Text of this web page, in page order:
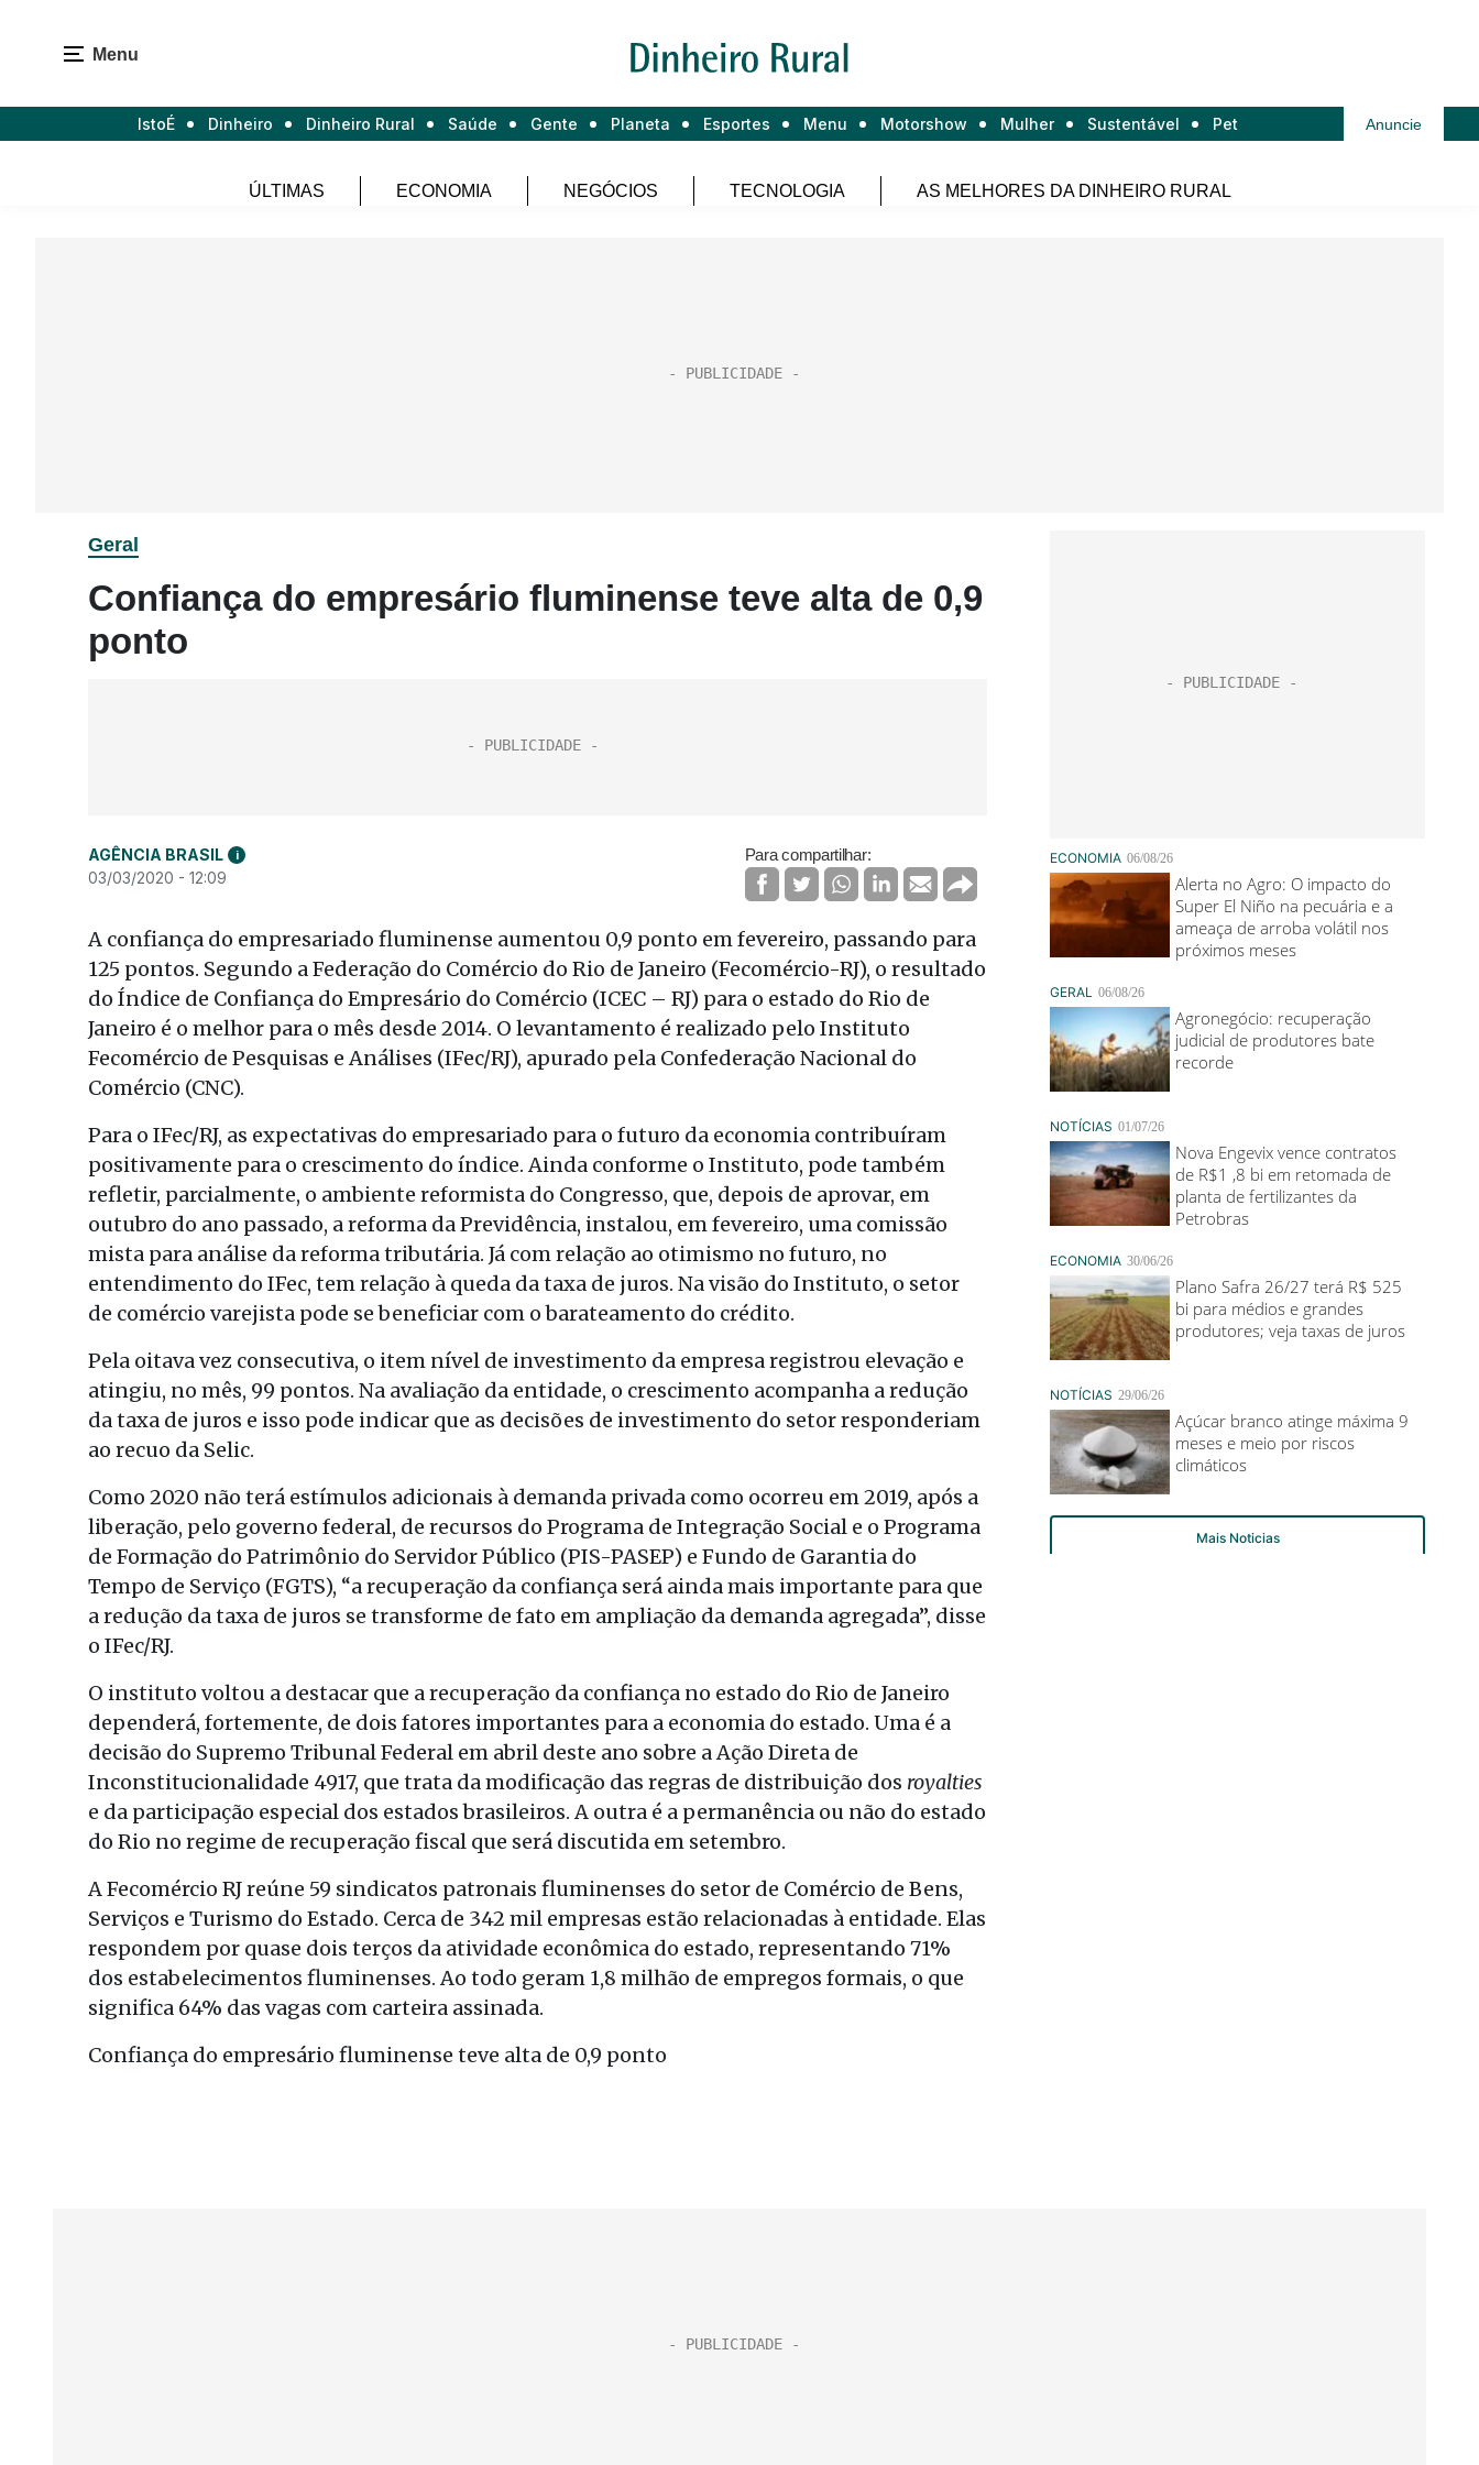
Menu
IstoÉ Dinheiro Dinheiro Rural Saúde Gente Planeta Esportes Menu Motorshow Mulher Sustentável Pet Anuncie
ÚLTIMAS ECONOMIA NEGÓCIOS TECNOLOGIA AS MELHORES DA DINHEIRO RURAL
Geral
Confiança do empresário fluminense teve alta de 0,9
ponto
AGÊNCIA BRASIL i
03/03/2020 - 12:09
Para compartilhar:
A confiança do empresariado fluminense aumentou 0,9 ponto em fevereiro, passando para
125 pontos. Segundo a Federação do Comércio do Rio de Janeiro (Fecomércio-RJ), o resultado
do Índice de Confiança do Empresário do Comércio (ICEC – RJ) para o estado do Rio de
Janeiro é o melhor para o mês desde 2014. O levantamento é realizado pelo Instituto
Fecomércio de Pesquisas e Análises (IFec/RJ), apurado pela Confederação Nacional do
Comércio (CNC).
Para o IFec/RJ, as expectativas do empresariado para o futuro da economia contribuíram
positivamente para o crescimento do índice. Ainda conforme o Instituto, pode também
refletir, parcialmente, o ambiente reformista do Congresso, que, depois de aprovar, em
outubro do ano passado, a reforma da Previdência, instalou, em fevereiro, uma comissão
mista para análise da reforma tributária. Já com relação ao otimismo no futuro, no
entendimento do IFec, tem relação à queda da taxa de juros. Na visão do Instituto, o setor
de comércio varejista pode se beneficiar com o barateamento do crédito.
Pela oitava vez consecutiva, o item nível de investimento da empresa registrou elevação e
atingiu, no mês, 99 pontos. Na avaliação da entidade, o crescimento acompanha a redução
da taxa de juros e isso pode indicar que as decisões de investimento do setor responderiam
ao recuo da Selic.
Como 2020 não terá estímulos adicionais à demanda privada como ocorreu em 2019, após a
liberação, pelo governo federal, de recursos do Programa de Integração Social e o Programa
de Formação do Patrimônio do Servidor Público (PIS-PASEP) e Fundo de Garantia do
Tempo de Serviço (FGTS), “a recuperação da confiança será ainda mais importante para que
a redução da taxa de juros se transforme de fato em ampliação da demanda agregada”, disse
o IFec/RJ.
O instituto voltou a destacar que a recuperação da confiança no estado do Rio de Janeiro
dependerá, fortemente, de dois fatores importantes para a economia do estado. Uma é a
decisão do Supremo Tribunal Federal em abril deste ano sobre a Ação Direta de
Inconstitucionalidade 4917, que trata da modificação das regras de distribuição dos royalties
e da participação especial dos estados brasileiros. A outra é a permanência ou não do estado
do Rio no regime de recuperação fiscal que será discutida em setembro.
A Fecomércio RJ reúne 59 sindicatos patronais fluminenses do setor de Comércio de Bens,
Serviços e Turismo do Estado. Cerca de 342 mil empresas estão relacionadas à entidade. Elas
respondem por quase dois terços da atividade econômica do estado, representando 71%
dos estabelecimentos fluminenses. Ao todo geram 1,8 milhão de empregos formais, o que
significa 64% das vagas com carteira assinada.
Confiança do empresário fluminense teve alta de 0,9 ponto